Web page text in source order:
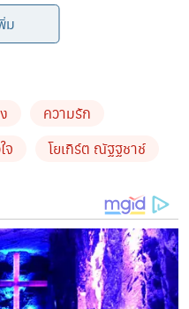
ถึงจุดไหน ?
มอดทนเหมือนกันนะ โยว่า
ถึงตรงนี้ แล้วเราพอแล้ว
องเพิ่มขึ้นในการทบทวน
หรือเราอยากจะออกไป
ม
ความรัก
จ โยเกิร์ต ณัฐฐชาช์